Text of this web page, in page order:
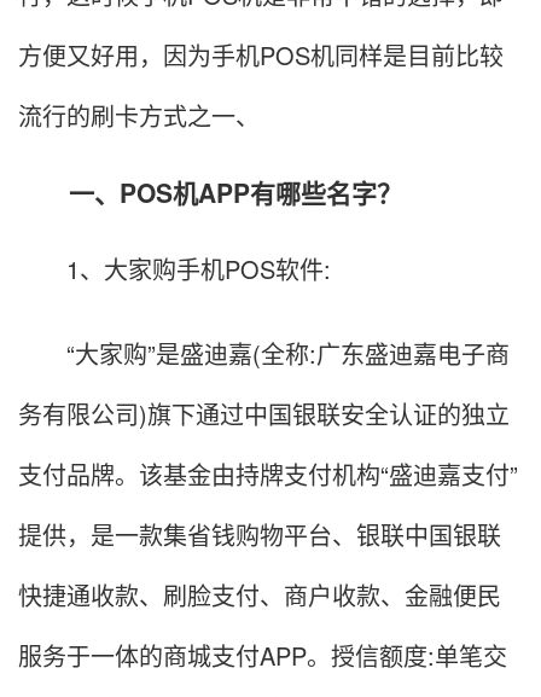
方便又好用，因为手机POS机同样是目前比较
流行的刷卡方式之一、
一、POS机APP有哪些名字？
1、大家购手机POS软件:
“大家购”是盛迪嘉(全称:广东盛迪嘉电子商
务有限公司)旗下通过中国银联安全认证的独立
支付品牌。该基金由持牌支付机构“盛迪嘉支付”
提供，是一款集省钱购物平台、银联中国银联
快捷通收款、刷脸支付、商户收款、金融便民
服务于一体的商城支付APP。授信额度:单笔交